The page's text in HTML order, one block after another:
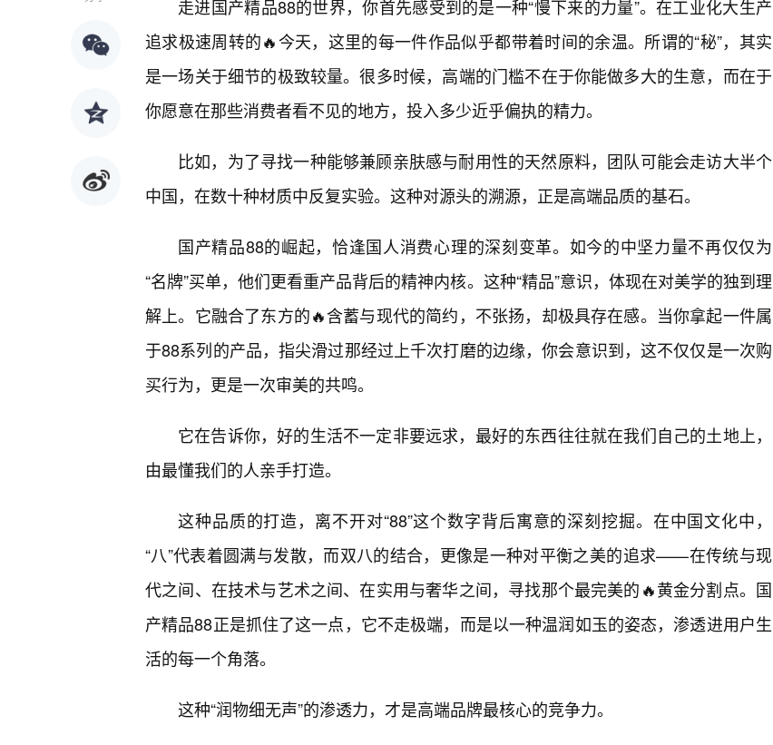
走进国产精品88的世界，你首先感受到的是一种“慢下来的力量”。在工业化大生产
追求极速周转的🔥今天，这里的每一件作品似乎都带着时间的余温。所谓的“秘”，其实
是一场关于细节的极致较量。很多时候，高端的门槛不在于你能做多大的生意，而在于
你愿意在那些消费者看不见的地方，投入多少近乎偏执的精力。
比如，为了寻找一种能够兼顾亲肤感与耐用性的天然原料，团队可能会走访大半个
中国，在数十种材质中反复实验。这种对源头的溯源，正是高端品质的基石。
国产精品88的崛起，恰逢国人消费心理的深刻变革。如今的中坚力量不再仅仅为
“名牌”买单，他们更看重产品背后的精神内核。这种“精品”意识，体现在对美学的独到理
解上。它融合了东方的🔥含蓄与现代的简约，不张扬，却极具存在感。当你拿起一件属
于88系列的产品，指尖滑过那经过上千次打磨的边缘，你会意识到，这不仅仅是一次购
买行为，更是一次审美的共鸣。
它在告诉你，好的生活不一定非要远求，最好的东西往往就在我们自己的土地上，
由最懂我们的人亲手打造。
这种品质的打造，离不开对“88”这个数字背后寓意的深刻挖掘。在中国文化中，
“八”代表着圆满与发散，而双八的结合，更像是一种对平衡之美的追求——在传统与现
代之间、在技术与艺术之间、在实用与奢华之间，寻找那个最完美的🔥黄金分割点。国
产精品88正是抓住了这一点，它不走极端，而是以一种温润如玉的姿态，渗透进用户生
活的每一个角落。
这种“润物细无声”的渗透力，才是高端品牌最核心的竞争力。